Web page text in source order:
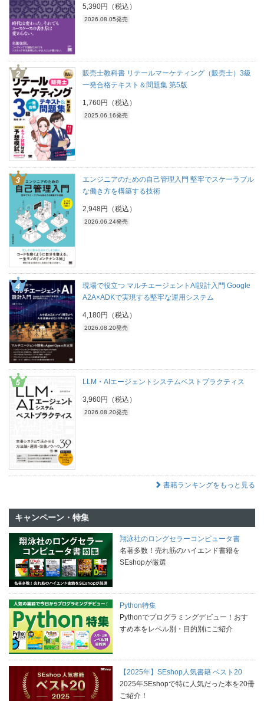
5,390円（税込）
2026.08.05発売
販売士教科書 リテールマーケティング（販売士）3級
一発合格テキスト＆問題集 第5版
1,760円（税込）
2025.06.16発売
エンジニアのための自己管理入門 堅牢でスケーラブル
な働き方を構築する技術
2,948円（税込）
2026.06.24発売
現場で役立つ マルチエージェントAI設計入門 Google
A2A×ADKで実現する堅牢な運用システム
4,180円（税込）
2026.08.20発売
LLM・AIエージェントシステムベストプラクティス
3,960円（税込）
2026.08.20発売
書籍ランキングをもっと見る
キャンペーン・特集
翔泳社のロングセラーコンピュータ書
名著多数！売れ筋のハイエンド書籍を
SEshopが厳選
Python特集
Pythonでプログラミングデビュー！おす
すめ本をレベル別・目的別にご紹介
【2025年】SEshop人気書籍 ベスト20
2025年SEshopで特に人気だった本を20冊
ご紹介！